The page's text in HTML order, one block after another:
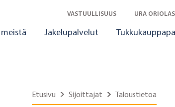
VASTUULLISUUS URA
Jakelupalvelut
Etusivu Sijoittajat Taloustietoa